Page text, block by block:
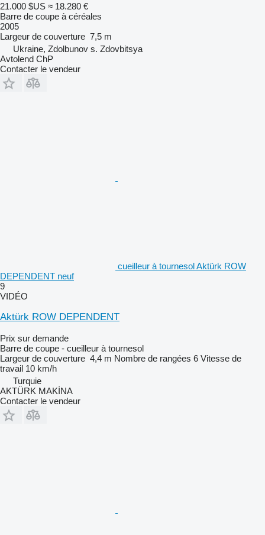
21.000 $US ≈ 18.280 €
Barre de coupe à céréales
2005
Largeur de couverture 7,5 m
Ukraine, Zdolbunov s. Zdovbitsya
Avtolend ChP
Contacter le vendeur
cueilleur à tournesol Aktürk ROW
DEPENDENT neuf
9
VIDÉO
Aktürk ROW DEPENDENT
Prix sur demande
Barre de coupe - cueilleur à tournesol
Largeur de couverture 4,4 m Nombre de rangées 6 Vitesse de
travail 10 km/h
Turquie
AKTÜRK MAKİNA
Contacter le vendeur